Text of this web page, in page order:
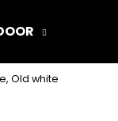
Old white